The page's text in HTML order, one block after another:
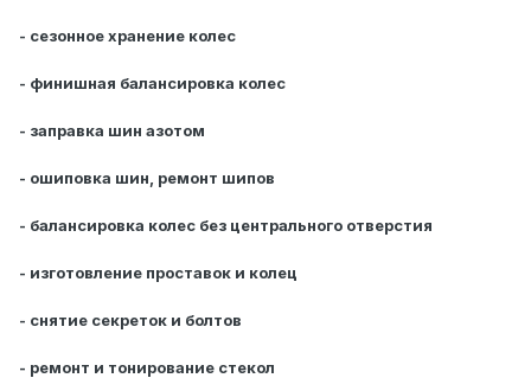
- сезонное хранение колес
- финишная балансировка колес
- заправка шин азотом
- ошиповка шин, ремонт шипов
- балансировка колес без центрального отверстия
- изготовление проставок и колец
- снятие секреток и болтов
- ремонт и тонирование стекол